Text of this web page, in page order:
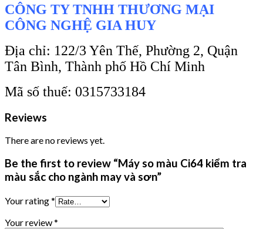
CÔNG TY TNHH THƯƠNG MẠI
CÔNG NGHỆ GIA HUY
Địa chỉ: 122/3 Yên Thế, Phường 2, Quận
Tân Bình, Thành phố Hồ Chí Minh
Mã số thuế: 0315733184
Reviews
There are no reviews yet.
Be the first to review “Máy so màu Ci64 kiểm tra
màu sắc cho ngành may và sơn”
Your rating*
Your review*